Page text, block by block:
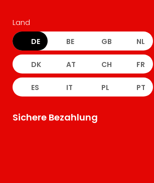
Land
DE BE GB NL
DK AT CH FR
ES IT PL PT
Sichere Bezahlung